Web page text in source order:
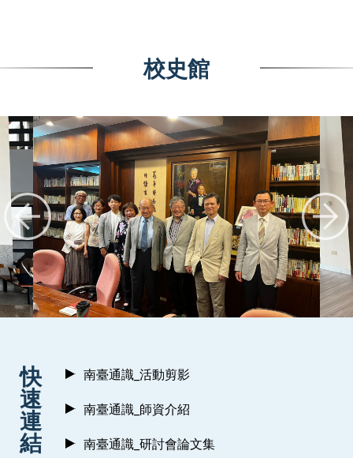
校史館
快
速
連
結
南臺通識_活動剪影
南臺通識_師資介紹
南臺通識_研討會論文集